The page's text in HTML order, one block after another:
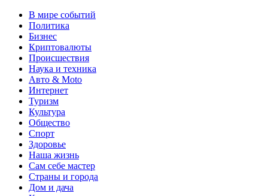
В мире событий
Политика
Бизнес
Криптовалюты
Происшествия
Наука и техника
Авто & Moto
Интернет
Туризм
Культура
Общество
Спорт
Здоровье
Наша жизнь
Сам себе мастер
Страны и города
Дом и дача